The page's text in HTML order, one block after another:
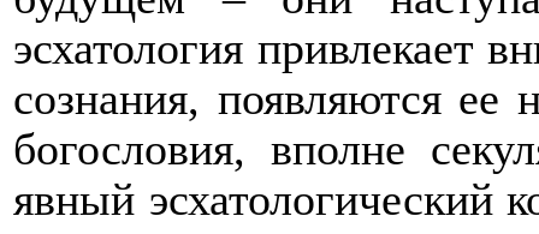
эсхатология привлекает
сознания, появляются
богословия, вполне
явный эсхатологический